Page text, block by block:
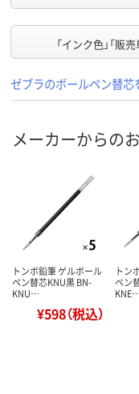
「インク色」「販
ゼブラのボールペン替芯
メーカーからの
トンボ鉛筆 ゲルボール
ペン替芯KNU黒 BN-
KNU…
¥598（税込）
トン
ペン
KNE…